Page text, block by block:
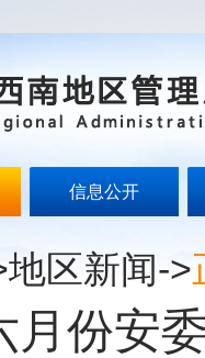
信息公开
地区新闻->
月份安